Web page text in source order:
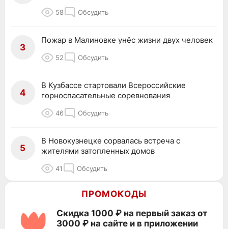
58 Обсудить
3
Пожар в Малиновке унёс жизни двух человек
52 Обсудить
4
В Кузбассе стартовали Всероссийские
горноспасательные соревнования
46 Обсудить
5
В Новокузнецке сорвалась встреча с
жителями затопленных домов
41 Обсудить
ПРОМОКОДЫ
Скидка 1000 ₽ на первый заказ от
3000 ₽ на сайте и в приложении